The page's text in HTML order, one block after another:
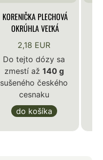
KORENIČKA PLECHOVÁ
OKRÚHLA VEĽKÁ
2,18 EUR
Do tejto dózy sa
zmestí až 140 g
sušeného českého
cesnaku
do košíka